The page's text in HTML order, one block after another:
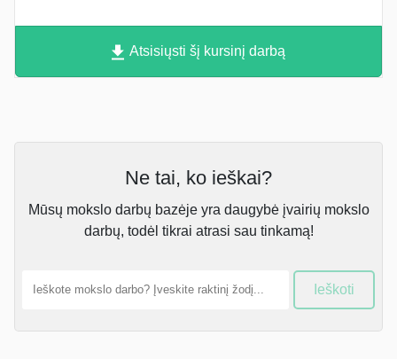
Atsisiųsti šį kursinį darbą
Ne tai, ko ieškai?
Mūsų mokslo darbų bazėje yra daugybė įvairių mokslo
darbų, todėl tikrai atrasi sau tinkamą!
Ieškoti